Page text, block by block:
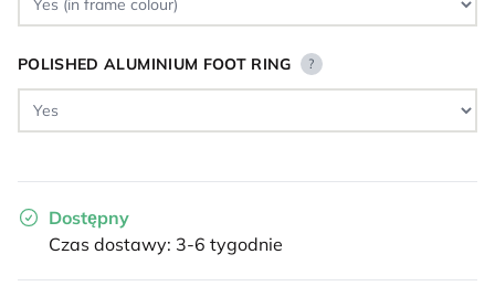
POLISHED ALUMINIUM FOOT RING ?
Dostępny
Czas dostawy: 3-6 tygodnie